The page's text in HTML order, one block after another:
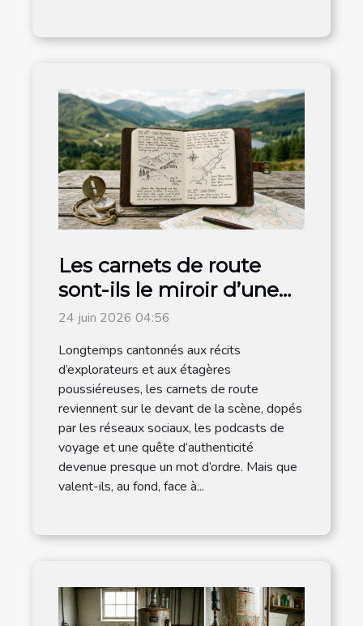
Les carnets de route
sont-ils le miroir d’une
destination authentique
24 juin 2026 04:56
Longtemps cantonnés aux récits
d’explorateurs et aux étagères
poussiéreuses, les carnets de route
reviennent sur le devant de la scène, dopés
par les réseaux sociaux, les podcasts de
voyage et une quête d’authenticité
devenue presque un mot d’ordre. Mais que
valent-ils, au fond, face à...